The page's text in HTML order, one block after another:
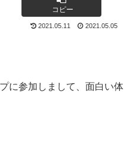
コピー
2021.05.11 2021.05.05
に参加しまして、面白い体